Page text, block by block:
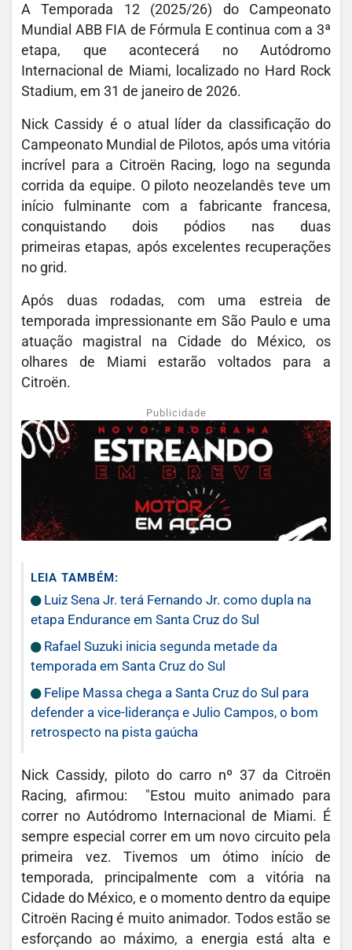
A Temporada 12 (2025/26) do Campeonato
Mundial ABB FIA de Fórmula E continua com a 3ª
etapa, que acontecerá no Autódromo
Internacional de Miami, localizado no Hard Rock
Stadium, em 31 de janeiro de 2026.
Nick Cassidy é o atual líder da classificação do
Campeonato Mundial de Pilotos, após uma vitória
incrível para a Citroën Racing, logo na segunda
corrida da equipe. O piloto neozelandês teve um
início fulminante com a fabricante francesa,
conquistando dois pódios nas duas
primeiras etapas, após excelentes recuperações
no grid.
Após duas rodadas, com uma estreia de
temporada impressionante em São Paulo e uma
atuação magistral na Cidade do México, os
olhares de Miami estarão voltados para a
Citroën.
Publicidade
LEIA TAMBÉM:
Luiz Sena Jr. terá Fernando Jr. como dupla na
etapa Endurance em Santa Cruz do Sul
Rafael Suzuki inicia segunda metade da
temporada em Santa Cruz do Sul
Felipe Massa chega a Santa Cruz do Sul para
defender a vice-liderança e Julio Campos, o bom
retrospecto na pista gaúcha
Nick Cassidy, piloto do carro nº 37 da Citroën
Racing, afirmou: "Estou muito animado para
correr no Autódromo Internacional de Miami. É
sempre especial correr em um novo circuito pela
primeira vez. Tivemos um ótimo início de
temporada, principalmente com a vitória na
Cidade do México, e o momento dentro da equipe
Citroën Racing é muito animador. Todos estão se
esforçando ao máximo, a energia está alta e